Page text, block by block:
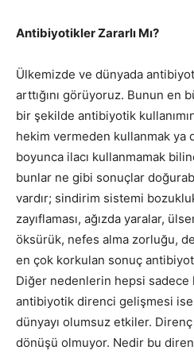
Antibiyotikler Zararlı Mı?
Ülkemizde ve dünyada
arttığını görüyoruz. Bunun en
bir şekilde antibiyotik
hekim vermeden kullanmak ya
boyunca ilacı kullanmamak
bunlar ne gibi sonuçlar
vardır; sindirim sistemi
zayıflaması, ağızda yaralar,
öksürük, nefes alma zorluğu,
en çok korkulan sonuç
Diğer nedenlerin hepsi
antibiyotik direnci gelişmesi
dünyayı olumsuz etkiler.
dönüşü olmuyor. Nedir bu